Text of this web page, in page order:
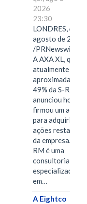
2026
23:30
LONDRES, 6 de
agosto de 2026
/PRNewswire/ --
A AXA XL, que
atualmente
49% da S-RM,
anunciou hoje
firmou um
para adquirir as
ações restantes
da empresa. A S-
RM é uma
consultoria
especializada
em…
A Eightco